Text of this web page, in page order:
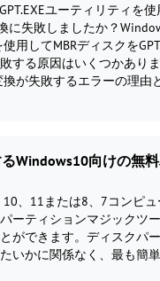
ユーティリティを使
に失敗しましたか？
使用してMBRディスクを
する原因はいくつかあり
換が失敗するエラーの理由
Windows10向けの無
、11または8、7コンピ
ーティションマジックツ
ができます。ディスクパ
いかに関係なく、最も簡